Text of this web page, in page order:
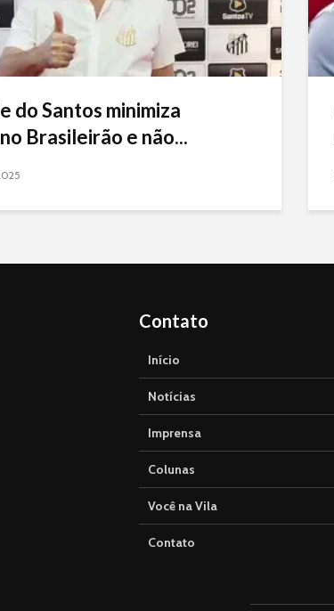
do Santos minimiza
Brasileirão e não...
Contato
Início
Notícias
Imprensa
Colunas
Você na Vila
Contato